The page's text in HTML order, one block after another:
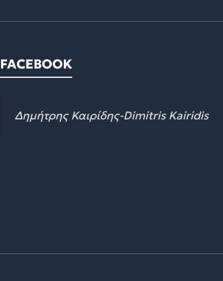
FACEBOOK
Δημήτρης Καιρίδης-Dimitris Kairidis